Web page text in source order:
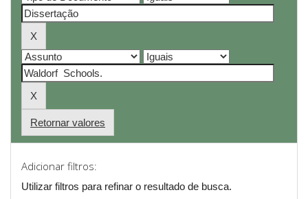
Retornar valores
Adicionar filtros:
Utilizar filtros para refinar o resultado de busca.